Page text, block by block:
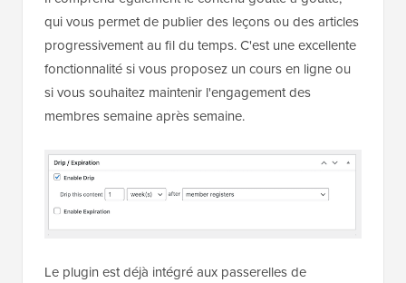
qui vous permet de publier des leçons ou des articles
progressivement au fil du temps. C'est une excellente
fonctionnalité si vous proposez un cours en ligne ou
si vous souhaitez maintenir l'engagement des
membres semaine après semaine.
Le plugin est déjà intégré aux passerelles de